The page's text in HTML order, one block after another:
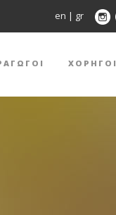
en | gr
ΧΟΡΗΓΟΙ